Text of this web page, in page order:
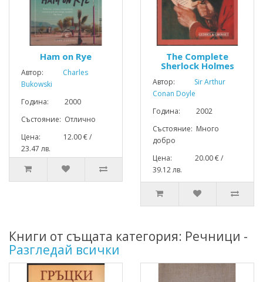
Ham on Rye
Автор:
Charles
Bukowski
Година: 2000
Състояние: Отлично
Цена: 12.00 € /
23.47 лв.
The Complete
Sherlock Holmes
Автор:
Sir Arthur
Conan Doyle
Година: 2002
Състояние: Много
добро
Цена: 20.00 € /
39.12 лв.
Книги от същата категория: Речници -
Разгледай всички